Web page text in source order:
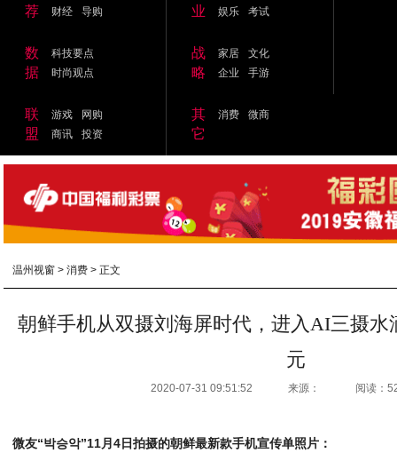
荐
财经
导购
业
娱乐
考试
数
据
科技要点
时尚观点
战
略
家居
文化
企业
手游
联
盟
游戏
网购
商讯
投资
其
它
消费 微商
温州视窗 >消费 > 正文
朝鲜手机从双摄刘海屏时代，进入AI三摄水
元
2020-07-31 09:51:52 来源： 阅读：
微友“박승악”11月4日拍摄的朝鲜最新款手机宣传单照片：